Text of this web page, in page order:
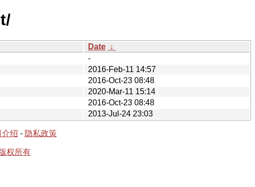
Date ↓
-
2016-Feb-11 14:57
2016-Oct-23 08:48
2020-Mar-11 15:14
2016-Oct-23 08:48
2013-Jul-24 23:03
介绍 - 隐私政策
权所有